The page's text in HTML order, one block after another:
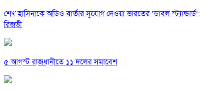
শেখ হাসিনাকে অডিও বার্তার সুযোগ দেওয়া ভারতের ‘ডাবল স্ট্যান্ডার্ড’:
রিজভী
৫ আগস্ট রাজধানীতে ১১ দলের সমাবেশ